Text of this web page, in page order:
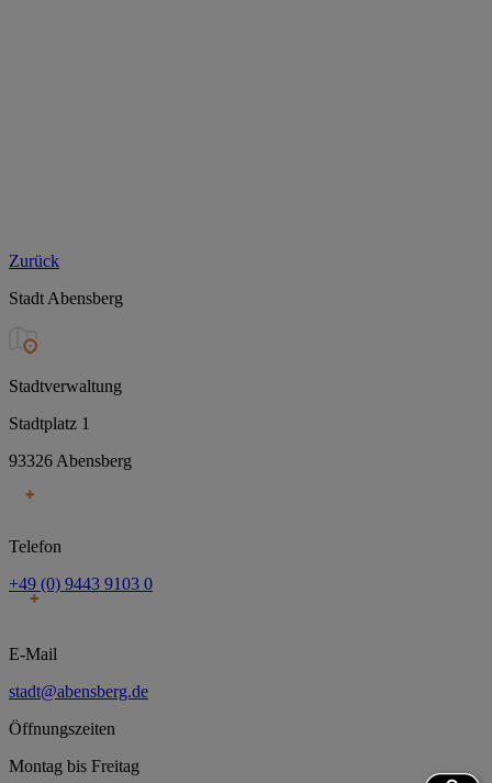
Zurück
Stadt Abensberg
Stadtverwaltung
Stadtplatz 1
93326 Abensberg
Telefon
+49 (0) 9443 9103 0
E-Mail
stadt@abensberg.de
Öffnungszeiten
Montag bis Freitag